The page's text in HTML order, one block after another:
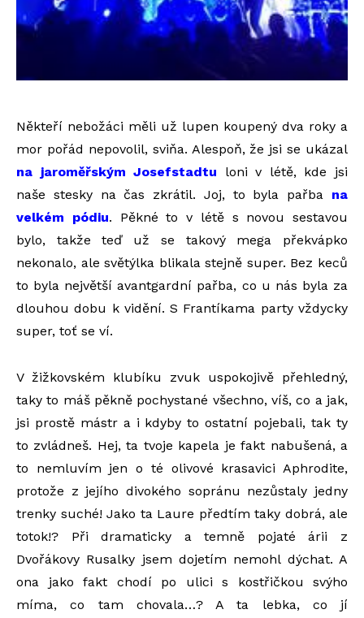
Někteří nebožáci měli už lupen koupený dva roky a
mor pořád nepovolil, sviňa. Alespoň, že jsi se ukázal
na jaroměřským Josefstadtu loni v létě, kde jsi
naše stesky na čas zkrátil. Joj, to byla pařba na
velkém pódiu. Pěkné to v létě s novou sestavou
bylo, takže teď už se takový mega překvápko
nekonalo, ale světýlka blikala stejně super. Bez keců
to byla největší avantgardní pařba, co u nás byla za
dlouhou dobu k vidění. S Frantíkama party vždycky
super, toť se ví.
V žižkovském klubíku zvuk uspokojivě přehledný,
taky to máš pěkně pochystané všechno, víš, co a jak,
jsi prostě mástr a i kdyby to ostatní pojebali, tak ty
to zvládneš. Hej, ta tvoje kapela je fakt nabušená, a
to nemluvím jen o té olivové krasavici Aphrodite,
protože z jejího divokého sopránu nezůstaly jedny
trenky suché! Jako ta Laure předtím taky dobrá, ale
totok!? Při dramaticky a temně pojaté árii z
Dvořákovy Rusalky jsem dojetím nemohl dýchat. A
ona jako fakt chodí po ulici s kostřičkou svýho
míma, co tam chovala…? A ta lebka, co jí